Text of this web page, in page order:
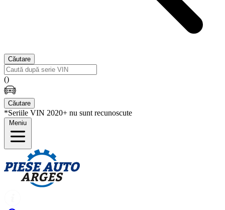
Căutare
()
Căutare
*Seriile VIN 2020+ nu sunt recunoscute
Meniu